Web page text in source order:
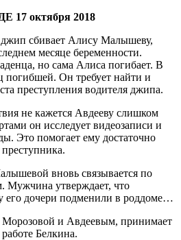
17 октября 2018
сбивает Алису Малышеву,
месяце беременности.
но сама Алиса погибает. В
погибшей. Он требует найти и
преступления водителя джипа.
не кажется Авдееву слишком
он исследует видеозаписи и
Это помогает ему достаточно
вновь связывается по
Мужчина утверждает, что
дочери подменили в роддоме…
Морозовой и Авдеевым, принимает
Белкина.